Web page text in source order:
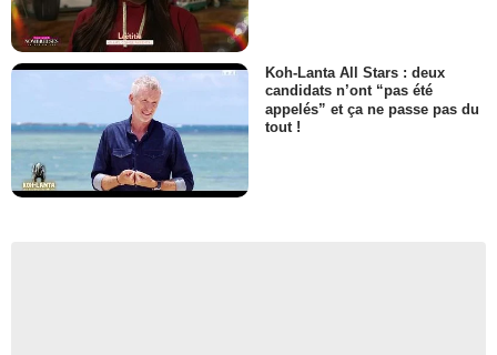
Koh-Lanta All Stars : deux
candidats n’ont “pas été
appelés” et ça ne passe pas du
tout !